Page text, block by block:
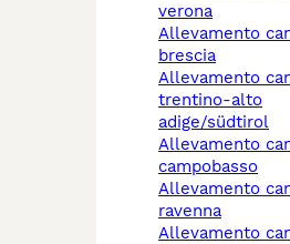
verona
allevamento cani
brescia
allevamento cani
trentino-alto
adige/südtirol
allevamento cani
campobasso
allevamento cani
ravenna
allevamento cani